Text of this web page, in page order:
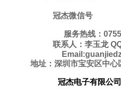
振 振
2520贴片晶
振 振
10.4*4.0mm
贴片晶振 贴
7.0*1.5mm
冠杰微信号
服务热线：
联系人：李玉龙
地址：深圳市宝安区中
冠杰电子有限公司